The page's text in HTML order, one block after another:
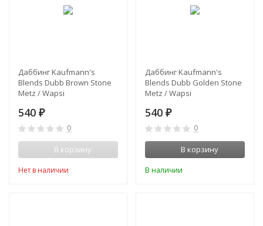
Даббинг Kaufmann's
Blends Dubb Brown Stone
Metz / Wapsi
540 ₽
0
В корзину
Нет в наличии
Даббинг Kaufmann's
Blends Dubb Golden Stone
Metz / Wapsi
540 ₽
0
В корзину
В наличии